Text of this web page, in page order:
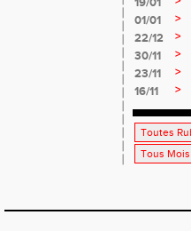
01/01
>
22/12
>
30/11
>
23/11
>
16/11
>